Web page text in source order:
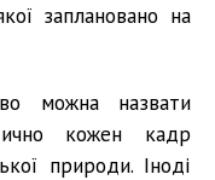
заплановано на
можна назвати
кожен кадр
природи. Іноді